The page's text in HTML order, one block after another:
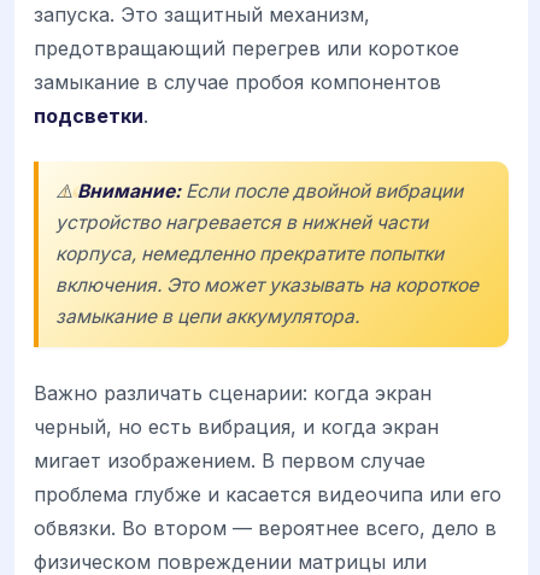
запуска. Это защитный механизм,
предотвращающий перегрев или короткое
замыкание в случае пробоя компонентов
подсветки.
⚠️Внимание:Если после двойной вибрации
устройство нагревается в нижней части
корпуса, немедленно прекратите попытки
включения. Это может указывать на короткое
замыкание в цепи аккумулятора.
Важно различать сценарии: когда экран
черный, но есть вибрация, и когда экран
мигает изображением. В первом случае
проблема глубже и касается видеочипа или его
обвязки. Во втором — вероятнее всего, дело в
физическом повреждении матрицы или